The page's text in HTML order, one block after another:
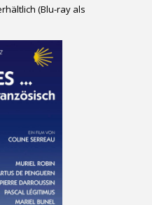
(Blu-ray als